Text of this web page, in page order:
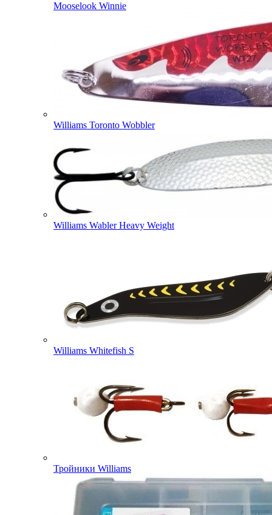
Mooselook Winnie
Williams Toronto Wobbler
Williams Wabler Heavy Weight
Williams Whitefish S
Тройники Williams